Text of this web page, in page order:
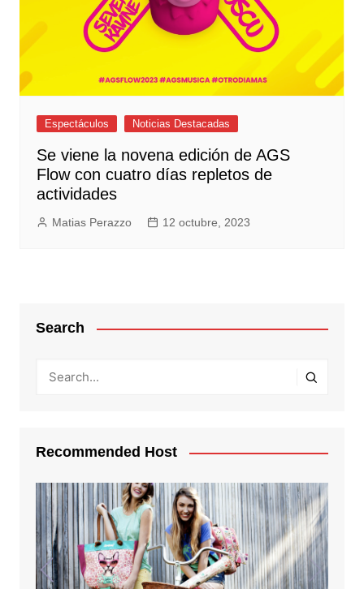
Espectáculos Noticias Destacadas
Se viene la novena edición de AGS
Flow con cuatro días repletos de
actividades
Matias Perazzo 12 octubre, 2023
Search
Recommended Host